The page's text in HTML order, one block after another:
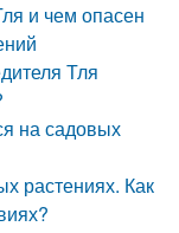
и чем опасен
Тля
на садовых
растениях. Как